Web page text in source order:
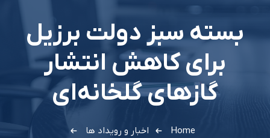
بسته سبز دولت برزيل
براي کاهش انتشار
گازهاي گلخانه‌اي
Home
اخبار و رویداد ها